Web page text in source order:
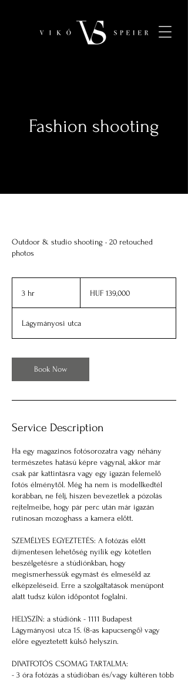
Fashion shooting
Outdoor & studio shooting • 20 retouched
photos
3 hr
forintsHUF 139,000
Lágymányosi utca
Book Now
Service Description
Ha egy magazinos fotósorozatra vagy néhány
természetes hatású képre vágynál, akkor már
csak pár kattintásra vagy egy igazán felemelő
fotós élménytől. Még ha nem is modellkedtél
korábban, ne félj, hiszen bevezetlek a pózolás
rejtelmeibe, hogy pár perc után már igazán
rutinosan mozoghass a kamera előtt.
SZEMÉLYES EGYEZTETÉS: A fotózás előtt
díjmentesen lehetőség nyílik egy kötetlen
beszélgetésre a stúdiónkban, hogy
megismerhessük egymást és elmeséld az
elképzeléseid. Erre a szolgáltatások menüpont
alatt tudsz külön időpontot foglalni.
HELYSZÍN: a stúdiónk - 1111 Budapest
Lágymányosi utca 15. (8-as kapucsengő) vagy
előre egyeztetett külső helyszín.
DIVATFOTÓS CSOMAG TARTALMA:
- 3 óra fotózás a stúdióban és/vagy kültéren több